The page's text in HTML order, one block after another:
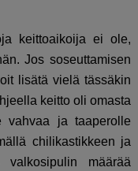
keittoaikoija ei ole,
Jos soseuttamisen
lisätä vielä tässäkin
keitto oli omasta
vahvaa ja taaperolle
chilikastikkeen ja
määrää